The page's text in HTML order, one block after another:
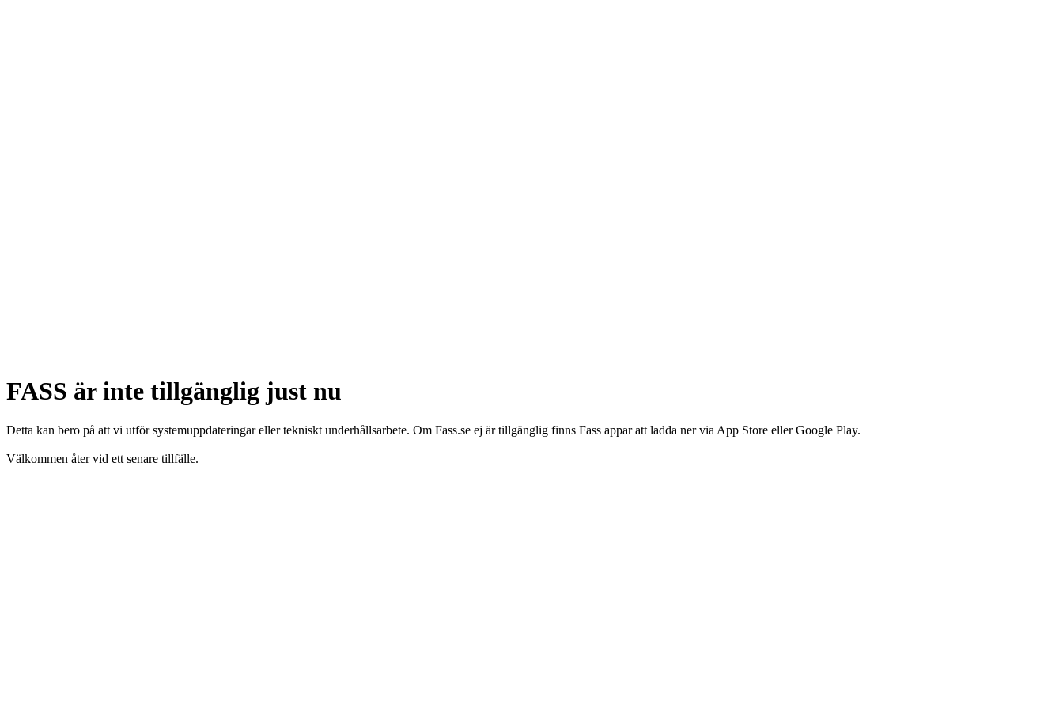
FASS är inte tillgänglig just nu
Detta kan bero på att vi utför systemuppdateringar eller tekniskt underhållsarbete. Om Fass.se ej är tillgänglig finns Fass appar att ladda ner via App Store eller Google Play.
Välkommen åter vid ett senare tillfälle.